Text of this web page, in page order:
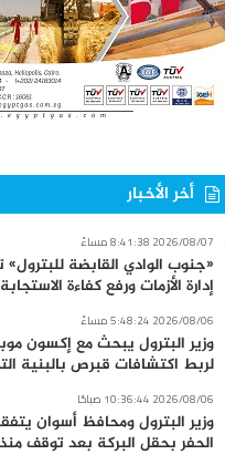
أخر الأخبار
2026/08/07 8:41:38 مساءً
«جنوب الوادي القابضة
إدارة الأزمات ورفع كفاءة
2026/08/06 5:48:24 مساءً
وزير البترول يبحث مع إكسون
لربط اكتشافات قبرص بالبنية
2026/08/06 10:36:44 صباحًا
وزير البترول ومحافظ أسوان
الحفر بحقل البركة بعد توقف منذ